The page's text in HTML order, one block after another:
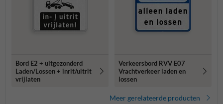
Bord E2 + uitgezonderd
Laden/Lossen + inrit/uitrit
vrijlaten
Verkeersbord RVV E07
Vrachtverkeer laden en
lossen
Meer gerelateerde producten